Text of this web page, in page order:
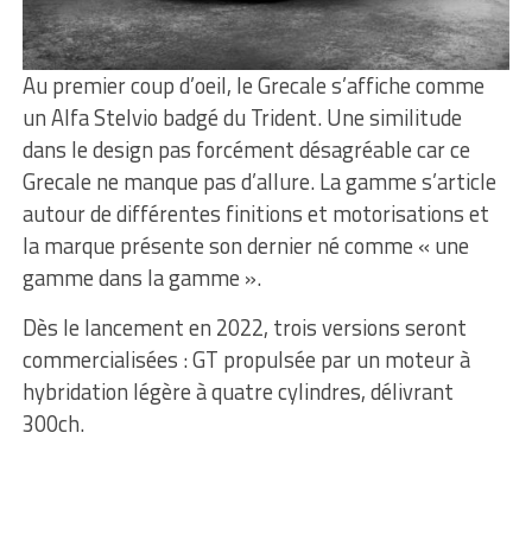
Au premier coup d’oeil, le Grecale s’affiche comme
un Alfa Stelvio badgé du Trident. Une similitude
dans le design pas forcément désagréable car ce
Grecale ne manque pas d’allure. La gamme s’article
autour de différentes finitions et motorisations et
la marque présente son dernier né comme « une
gamme dans la gamme ».
Dès le lancement en 2022, trois versions seront
commercialisées : GT propulsée par un moteur à
hybridation légère à quatre cylindres, délivrant
300ch.